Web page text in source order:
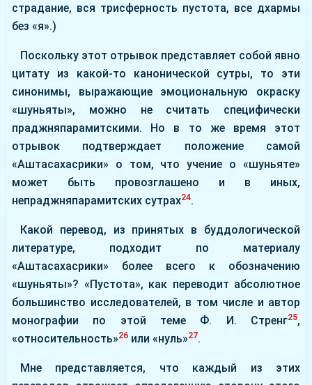
страдание, вся трисферность пустота, все дхармы
без «я».)
Поскольку этот отрывок представляет собой явно
цитату из какой-то канонической сутры, то эти
синонимы, выражающие эмоциональную окраску
«шуньяты», можно не считать специфически
праджняпарамитскими. Но в то же время этот
отрывок подтверждает положение самой
«Аштасахасрики» о том, что учение о «шуньяте»
может быть провозглашено и в иных,
непраджняпарамитских сутрах24.
Какой перевод, из принятых в буддологической
литературе, подходит по материалу
«Аштасахасрики» более всего к обозначению
«шуньяты»? «Пустота», как переводит абсолютное
большинство исследователей, в том числе и автор
монографии по этой теме Ф. И. Стренг25,
«относительность»26 или «нуль»27.
Мне представляется, что каждый из этих